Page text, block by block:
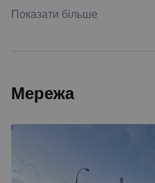
Показати більше
Мережа